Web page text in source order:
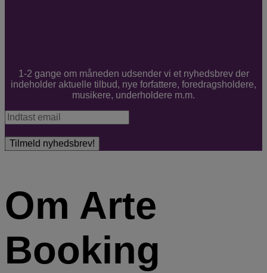
1-2 gange om måneden udsender vi et nyhedsbrev der
indeholder aktuelle tilbud, nye forfattere, foredragsholdere,
musikere, underholdere m.m.
Om Arte
Booking